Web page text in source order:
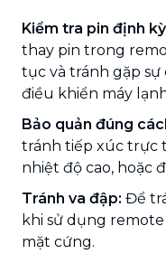
Kiểm tra pin định
thay pin trong
tục và tránh gặp
điều khiển máy
Bảo quản đúng
tránh tiếp xúc trực
nhiệt độ cao, hoặc
Tránh va đập: Để
khi sử dụng
mặt cứng.